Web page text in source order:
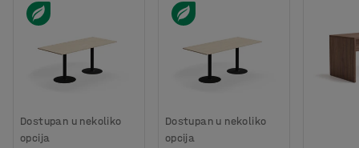
Dostupan u nekoliko
opcija
Dostupan u nekoliko
opcija